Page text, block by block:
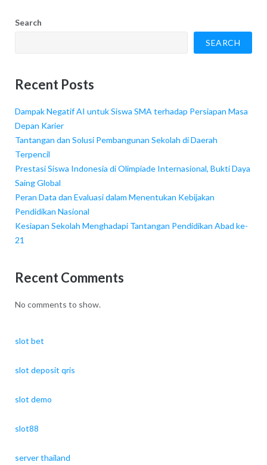
Search
SEARCH
Recent Posts
Dampak Negatif AI untuk Siswa SMA terhadap Persiapan Masa
Depan Karier
Tantangan dan Solusi Pembangunan Sekolah di Daerah
Terpencil
Prestasi Siswa Indonesia di Olimpiade Internasional, Bukti Daya
Saing Global
Peran Data dan Evaluasi dalam Menentukan Kebijakan
Pendidikan Nasional
Kesiapan Sekolah Menghadapi Tantangan Pendidikan Abad ke-
21
Recent Comments
No comments to show.
slot bet
slot deposit qris
slot demo
slot88
server thailand